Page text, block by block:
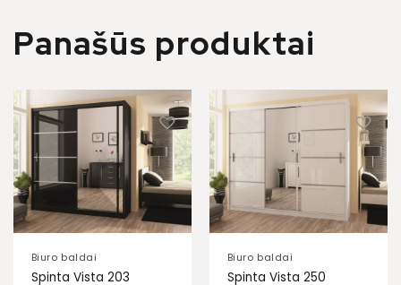
Panašūs produktai
Biuro baldai
Spinta Vista 203
Biuro baldai
Spinta Vista 250